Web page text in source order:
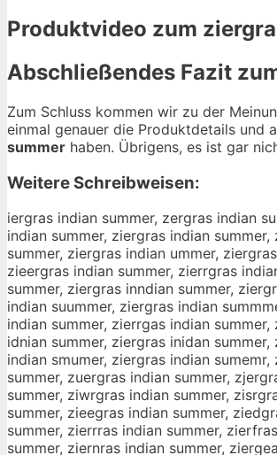
Produktvideo zum
Abschließendes Fazit
Zum Schluss kommen wir zu der
einmal genauer die Produktdetails und
summer haben. Übrigens, es ist gar
Weitere Schreibweisen:
iergras indian summer, zergras indian
indian summer, ziergras indian
summer, ziergras indian ummer,
zieergras indian summer, zierrgras
summer, ziergras inndian summer,
indian suummer, ziergras indian
indian summer, zierrgas indian
idnian summer, ziergras inidan
indian smumer, ziergras indian
summer, zuergras indian summer,
summer, ziwrgras indian summer,
summer, zieegras indian summer,
summer, zierrras indian summer,
summer, ziernras indian summer,